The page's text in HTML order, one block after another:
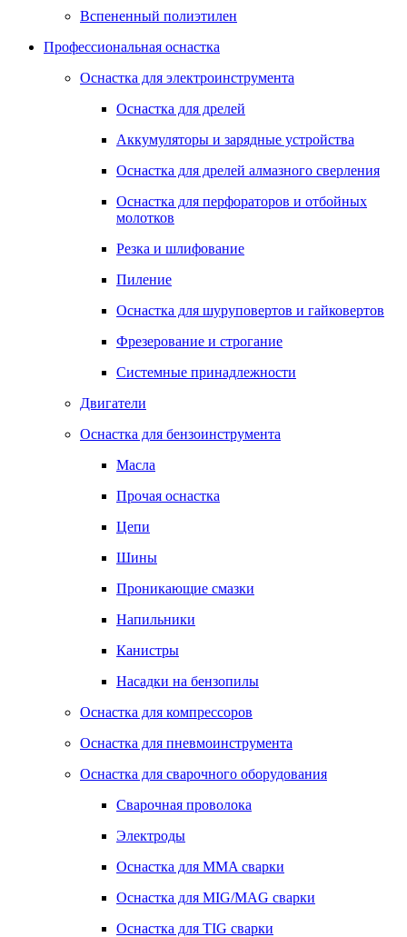
Вспененный полиэтилен
Профессиональная оснастка
Оснастка для электроинструмента
Оснастка для дрелей
Аккумуляторы и зарядные устройства
Оснастка для дрелей алмазного сверления
Оснастка для перфораторов и отбойных
молотков
Резка и шлифование
Пиление
Оснастка для шуруповертов и гайковертов
Фрезерование и строгание
Системные принадлежности
Двигатели
Оснастка для бензоинструмента
Масла
Прочая оснастка
Цепи
Шины
Проникающие смазки
Напильники
Канистры
Насадки на бензопилы
Оснастка для компрессоров
Оснастка для пневмоинструмента
Оснастка для сварочного оборудования
Сварочная проволока
Электроды
Оснастка для MMA сварки
Оснастка для MIG/MAG сварки
Оснастка для TIG сварки